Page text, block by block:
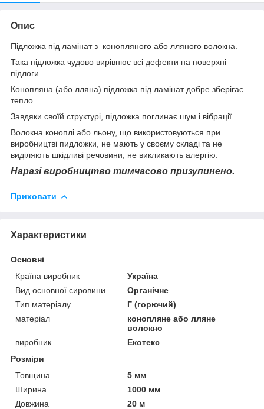
Опис
Підложка під ламінат з конопляного або лляного волокна.
Така підложка чудово вирівнює всі дефекти на поверхні
підлоги.
Конопляна (або лляна) підложка під ламінат добре зберігає
тепло.
Завдяки своїй структурі, підложка поглинає шум і вібрації.
Волокна коноплі або льону, що використовуються при
виробництві пидложки, не мають у своєму складі та не
виділяють шкідливі речовини, не викликають алергію.
Наразі виробництво тимчасово призупинено.
Приховати
Характеристики
Основні
Країна виробник
Україна
Вид основної сировини
Органічне
Тип матеріалу
Г (горючий)
матеріал
конопляне або лляне
волокно
виробник
Екотекс
Розміри
Товщина
5 мм
Ширина
1000 мм
Довжина
20 м